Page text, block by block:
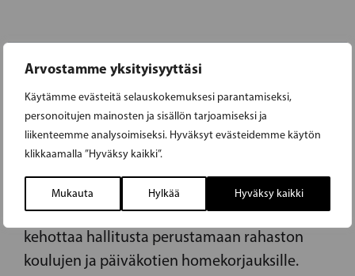
Arvostamme yksityisyyttäsi
Käytämme evästeitä selauskokemuksesi parantamiseksi,
personoitujen mainosten ja sisällön tarjoamiseksi ja
liikenteemme analysoimiseksi. Hyväksyt evästeidemme käytön
klikkaamalla ”Hyväksy kaikki”.
Mukauta Hylkää Hyväksy kaikki
28.09.2017
ADLERCREUTZ HALUAA RAHASTON
HOMEKORJAUKSILLE
Kansanedustaja Anders Adlercreutz (RKP) on
jättänyt toimenpidealoitteen, jossa hän
kehottaa hallitusta perustamaan rahaston
koulujen ja päiväkotien homekorjauksille.